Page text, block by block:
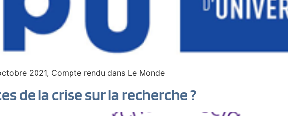
2021, Compte rendu dans Le Monde
de la crise sur la recherche ?